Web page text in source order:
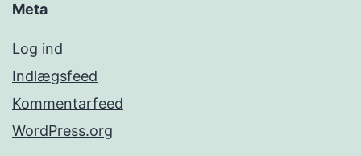
Meta
Log ind
Indlægsfeed
Kommentarfeed
WordPress.org